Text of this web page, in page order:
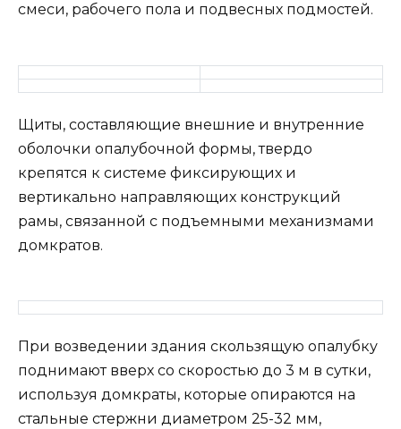
смеси, рабочего пола и подвесных подмостей.
Щиты, составляющие внешние и внутренние
оболочки опалубочной формы, твердо
крепятся к системе фиксирующих и
вертикально направляющих конструкций
рамы, связанной с подъемными механизмами
домкратов.
При возведении здания скользящую опалубку
поднимают вверх со скоростью до 3 м в сутки,
используя домкраты, которые опираются на
стальные стержни диаметром 25-32 мм,